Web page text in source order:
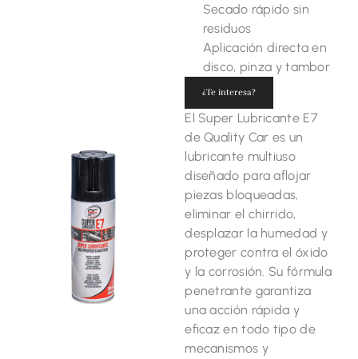
Secado rápido sin
residuos
Aplicación directa en
disco, pinza y tambor
¿Te interesa?
El Super Lubricante E7
de Quality Car es un
lubricante multiuso
diseñado para aflojar
piezas bloqueadas,
eliminar el chirrido,
desplazar la humedad y
proteger contra el óxido
y la corrosión. Su fórmula
penetrante garantiza
una acción rápida y
eficaz en todo tipo de
mecanismos y